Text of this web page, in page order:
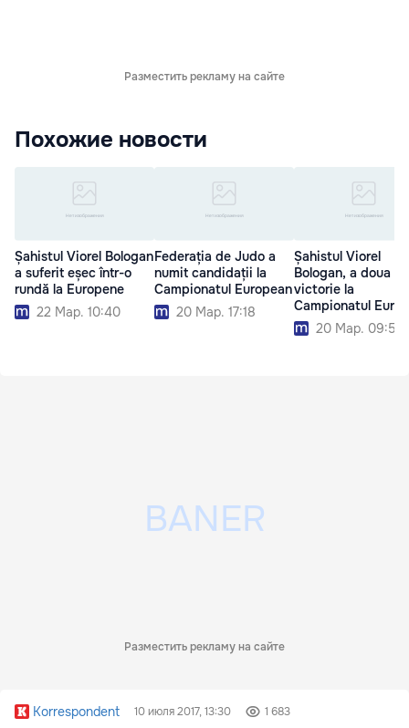
Разместить рекламу на сайте
Похожие новости
Șahistul Viorel Bologan
a suferit eșec într-o
rundă la Europene
22 Мар. 10:40
Federația de Judo a
numit candidații la
Campionatul European
20 Мар. 17:18
Șahistul Viorel
Bologan, a doua
victorie la
Campionatul
20 Мар. 09:58
Разместить рекламу на сайте
Korrespondent 10 июля 2017, 13:30 1 683